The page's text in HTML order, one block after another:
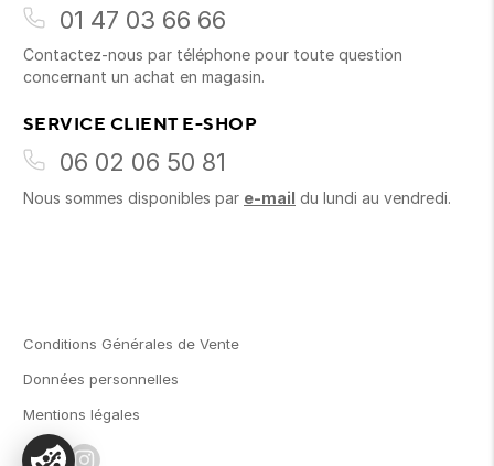
01 47 03 66 66
Contactez-nous par téléphone pour toute question
concernant un achat en magasin.
SERVICE CLIENT E-SHOP
06 02 06 50 81
Nous sommes disponibles par e-mail du lundi au vendredi.
Conditions Générales de Vente
Données personnelles
Mentions légales